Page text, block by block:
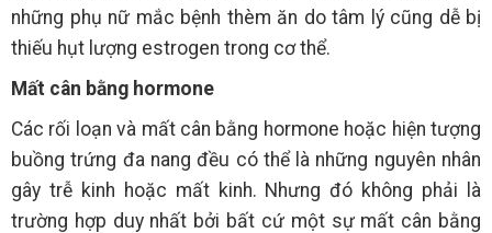
những phụ nữ mắc bệnh thèm ăn do tâm lý cũng dễ bị
thiếu hụt lượng estrogen trong cơ thể.
Mất cân bằng hormone
Các rối loạn và mất cân bằng hormone hoặc hiện tượng
buồng trứng đa nang đều có thể là những nguyên nhân
gây trễ kinh hoặc mất kinh. Nhưng đó không phải là
trường hợp duy nhất bởi bất cứ một sự mất cân bằng